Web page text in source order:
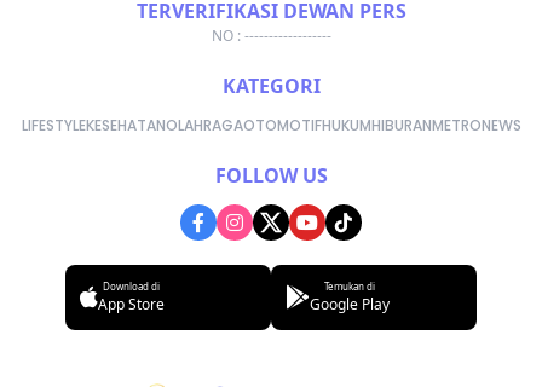
TERVERIFIKASI DEWAN PERS
NO : ------------------
KATEGORI
LIFESTYLEKESEHATANOLAHRAGAOTOMOTIFHUKUMHIBURANMETRONEWS
FOLLOW US
Download di
App Store
Temukan di
Google Play